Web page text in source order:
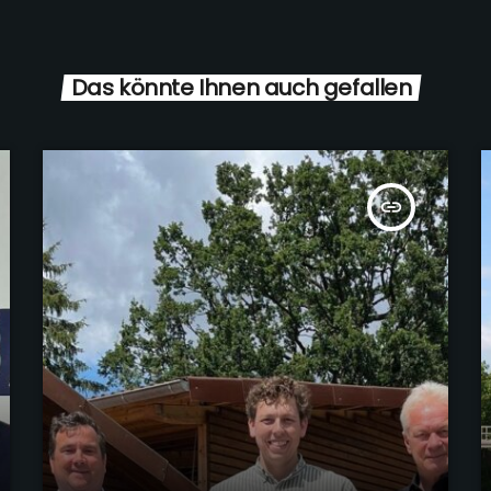
Das könnte Ihnen auch gefallen
insert_link